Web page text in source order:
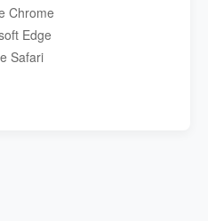
Chrome
Edge
Safari